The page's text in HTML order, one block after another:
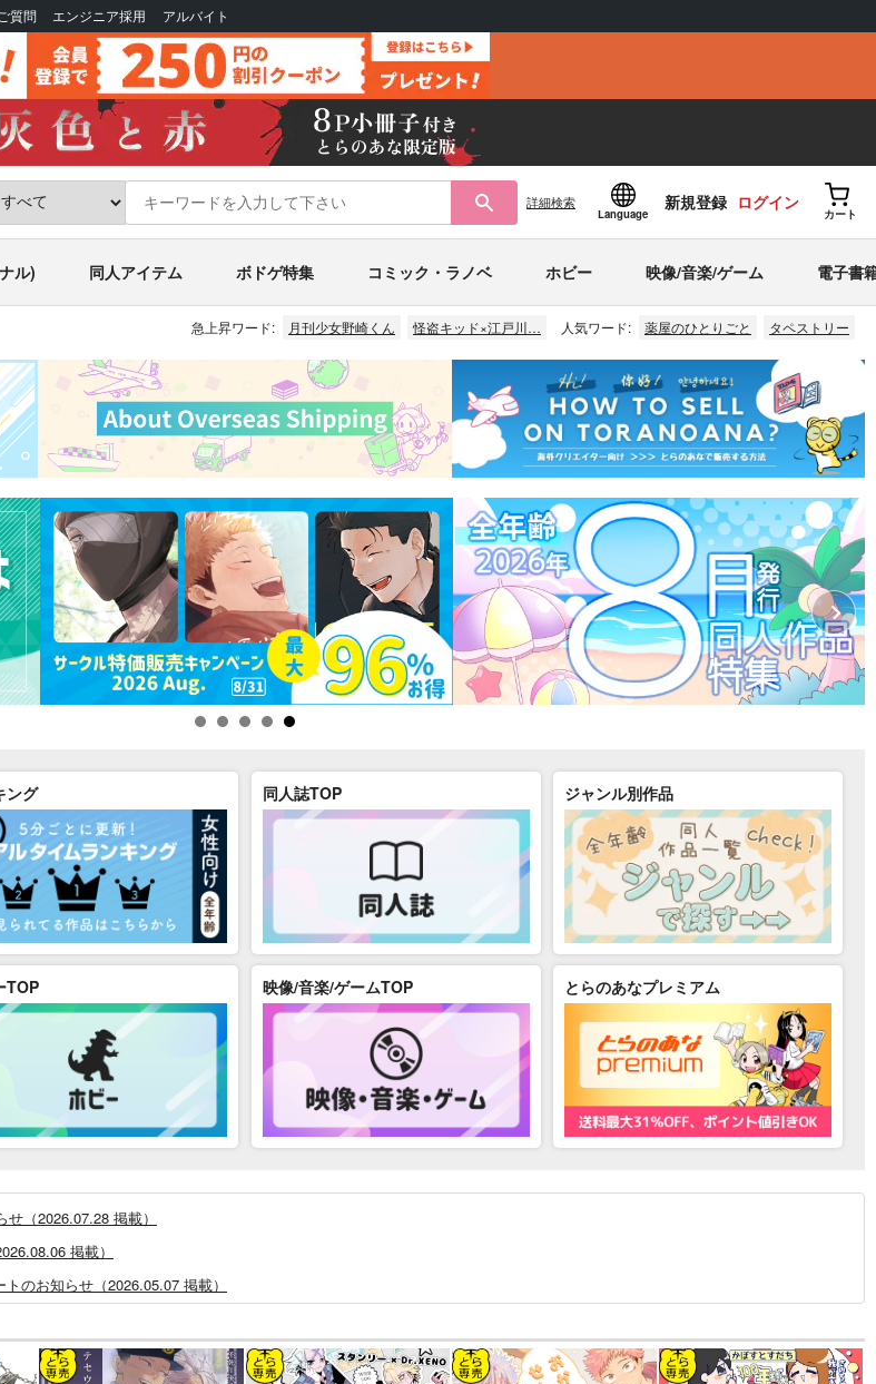
質問 エンジニア採用 アルバイト
詳細検索
Language
新規登録 ログイン
カート
ル) 同人アイテム ボドゲ特集 コミック・ラノベ ホビー 映像/音楽/ゲーム 電子書
急上昇ワード: 月刊少女野崎くん 怪盗キッド×江戸川… 人気ワード: 薬屋のひとりごと タペストリー
ング 同人誌TOP ジャンル別作品
TOP 映像/音楽/ゲームTOP とらのあなプレミアム
（2026.07.28 掲載）
掲載）
のお知らせ（2026.05.07 掲載）
方法＆新プラン導入のお知らせ（2026.03.09 掲載）
用再開のお知らせ（2026.02.05 掲載）